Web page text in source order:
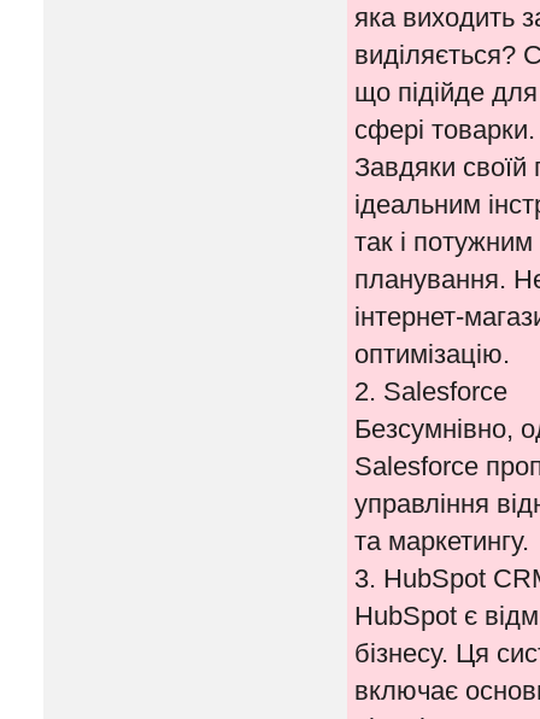
яка виходить
виділяється?
що підійде
сфері товарки.
Завдяки своїй
ідеальним
так і потужним
планування.
інтернет-
оптимізацію.
2. Salesforce
Безсумнівно,
Salesforce
управління
та маркетингу.
3. HubSpot
HubSpot є
бізнесу. Ця
включає